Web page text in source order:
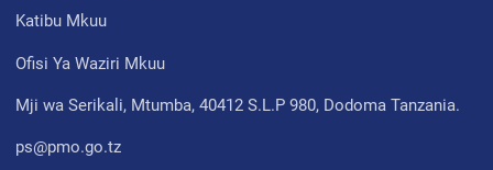
Katibu Mkuu
Ofisi Ya Waziri Mkuu
Mji wa Serikali, Mtumba, 40412 S.L.P 980, Dodoma Tanzania.
ps@pmo.go.tz